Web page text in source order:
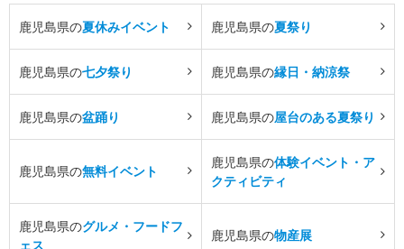
鹿児島県の夏休みイベント 鹿児島県の夏祭り
鹿児島県の七夕祭り 鹿児島県の縁日・納涼祭
鹿児島県の盆踊り 鹿児島県の屋台のある夏祭り
鹿児島県の無料イベント
鹿児島県の体験イベント・ア
クティビティ
鹿児島県のグルメ・フードフ
ェス
鹿児島県の物産展